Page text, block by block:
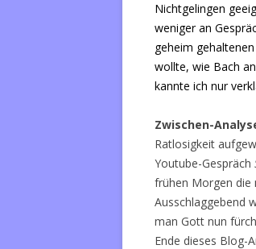
Nichtgelingen
weniger an
geheim
wollte, wie Bach an
kannte ich nur
Zwischen-
Ratlosigkeit
Youtube-Gespräch
frühen Morgen die
Ausschlaggebend
man Gott nun
Ende dieses Blog-